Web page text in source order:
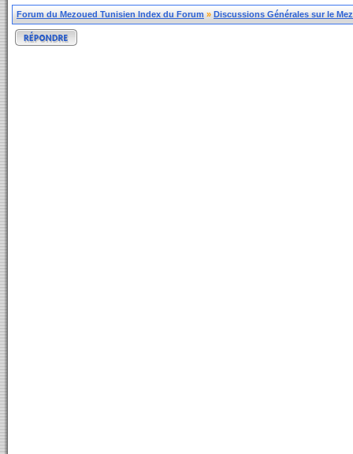
Forum du Mezoued Tunisien Index du Forum » Discussions Générales sur le